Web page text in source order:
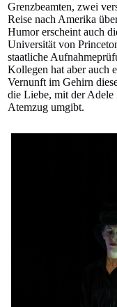
Grenzbeamten, zwei
Reise nach Amerika
Humor erscheint auch
Universität von
staatliche
Kollegen hat aber auch
Vernunft im Gehirn
die Liebe, mit der Adele
Atemzug umgibt.